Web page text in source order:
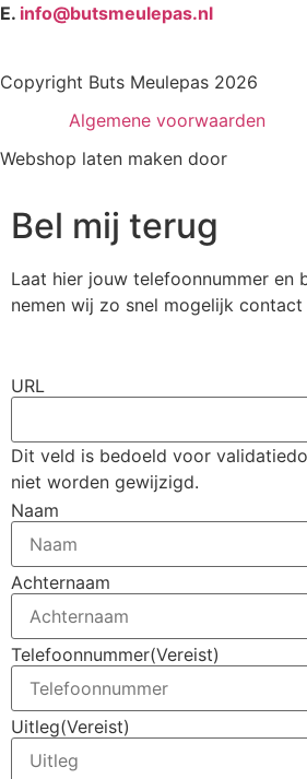
E. info@butsmeulepas.nl
Copyright Buts Meulepas 2026
Algemene voorwaarden
Webshop laten maken door
Bel mij terug
Laat hier jouw telefoonnummer en
nemen wij zo snel mogelijk
URL
Dit veld is bedoeld voor
niet worden gewijzigd.
Naam
Achternaam
Telefoonnummer(Vereist)
Uitleg(Vereist)